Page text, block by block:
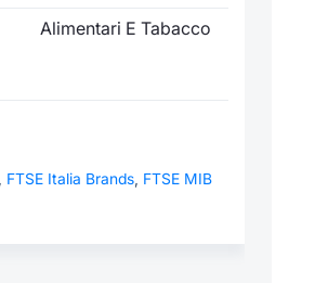
Alimentari E Tabacco
FTSE Italia Brands FTSE MIB